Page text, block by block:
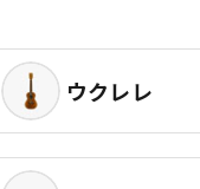
ウクレレ